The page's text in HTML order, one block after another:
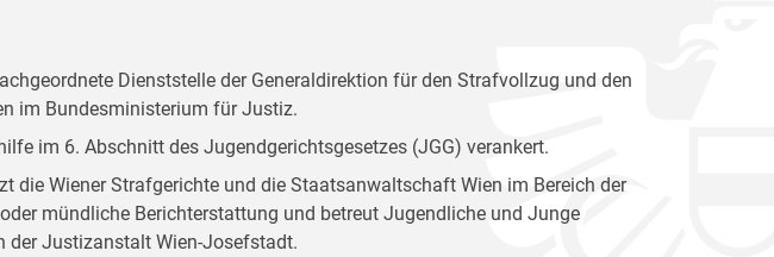
Dienststelle der Generaldirektion für den Strafvollzug und den
im Bundesministerium für Justiz.
im 6. Abschnitt des Jugendgerichtsgesetzes (JGG) verankert.
die Wiener Strafgerichte und die Staatsanwaltschaft Wien im Bereich der
mündliche Berichterstattung und betreut Jugendliche und Junge
der Justizanstalt Wien-Josefstadt.